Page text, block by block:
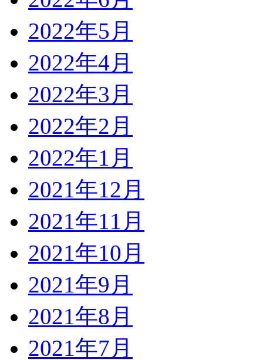
2022年5月
2022年4月
2022年3月
2022年2月
2022年1月
2021年12月
2021年11月
2021年10月
2021年9月
2021年8月
2021年7月